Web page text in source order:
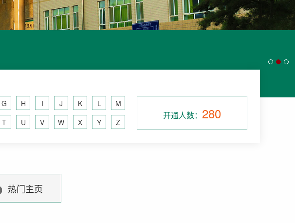
G H I J K L
M
T U V W X Y Z
开通人数： 280
热门主页